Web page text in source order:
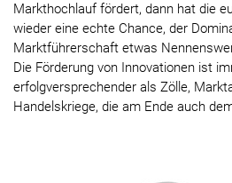
Markthochlauf fördert, dann hat die
wieder eine echte Chance, der
Marktführerschaft etwas
Die Förderung von Innovationen ist
erfolgversprechender als Zölle,
Handelskriege, die am Ende auch